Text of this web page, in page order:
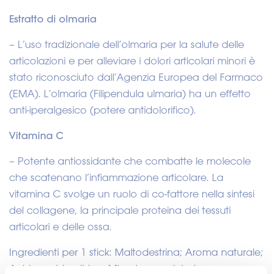
Estratto di olmaria
– L’uso tradizionale dell’olmaria per la salute delle
articolazioni e per alleviare i dolori articolari minori è
stato riconosciuto dall’Agenzia Europea del Farmaco
(EMA). L’olmaria (Filipendula ulmaria) ha un effetto
anti-iperalgesico (potere antidolorifico).
Vitamina C
– Potente antiossidante che combatte le molecole
che scatenano l’infiammazione articolare. La
vitamina C svolge un ruolo di co-fattore nella sintesi
del collagene, la principale proteina dei tessuti
articolari e delle ossa.
Ingredienti per 1 stick: Maltodestrina; Aroma naturale;
Acido: acido citrico; Miscela proprietaria